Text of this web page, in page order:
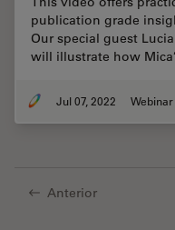
publication grade
Our special guest
will illustrate how
Jul 07, 2022 Webinar
Anterior